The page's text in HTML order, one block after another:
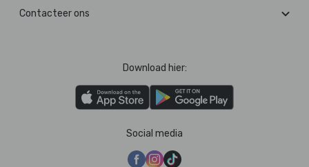
Contacteer ons
Download hier:
Social media